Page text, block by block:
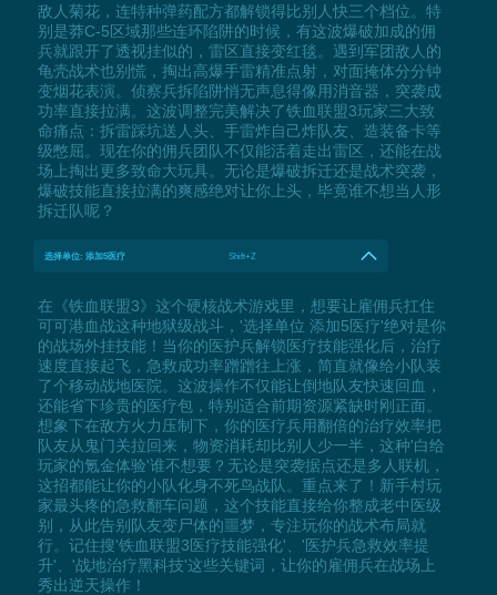
敌人菊花，连特种弹药配方都解锁得比别人快三个档位。特
别是莽C-5区域那些连环陷阱的时候，有这波爆破加成的佣
兵就跟开了透视挂似的，雷区直接变红毯。遇到军团敌人的
龟壳战术也别慌，掏出高爆手雷精准点射，对面掩体分分钟
变烟花表演。侦察兵拆陷阱悄无声息得像用消音器，突袭成
功率直接拉满。这波调整完美解决了铁血联盟3玩家三大致
命痛点：拆雷踩坑送人头、手雷炸自己炸队友、造装备卡等
级憋屈。现在你的佣兵团队不仅能活着走出雷区，还能在战
场上掏出更多致命大玩具。无论是爆破拆迁还是战术突袭，
爆破技能直接拉满的爽感绝对让你上头，毕竟谁不想当人形
拆迁队呢？
选择单位: 添加5医疗 Shift+Z
在《铁血联盟3》这个硬核战术游戏里，想要让雇佣兵扛住
可可港血战这种地狱级战斗，'选择单位 添加5医疗'绝对是你
的战场外挂技能！当你的医护兵解锁医疗技能强化后，治疗
速度直接起飞，急救成功率蹭蹭往上涨，简直就像给小队装
了个移动战地医院。这波操作不仅能让倒地队友快速回血，
还能省下珍贵的医疗包，特别适合前期资源紧缺时刚正面。
想象下在敌方火力压制下，你的医疗兵用翻倍的治疗效率把
队友从鬼门关拉回来，物资消耗却比别人少一半，这种'白给
玩家的氪金体验'谁不想要？无论是突袭据点还是多人联机，
这招都能让你的小队化身不死鸟战队。重点来了！新手村玩
家最头疼的急救翻车问题，这个技能直接给你整成老中医级
别，从此告别队友变尸体的噩梦，专注玩你的战术布局就
行。记住搜'铁血联盟3医疗技能强化'、'医护兵急救效率提
升'、'战地治疗黑科技'这些关键词，让你的雇佣兵在战场上
秀出逆天操作！